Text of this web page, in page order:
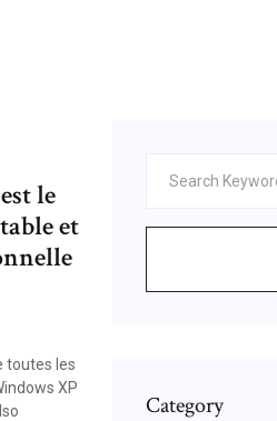
le
et
toutes les
XP
Category